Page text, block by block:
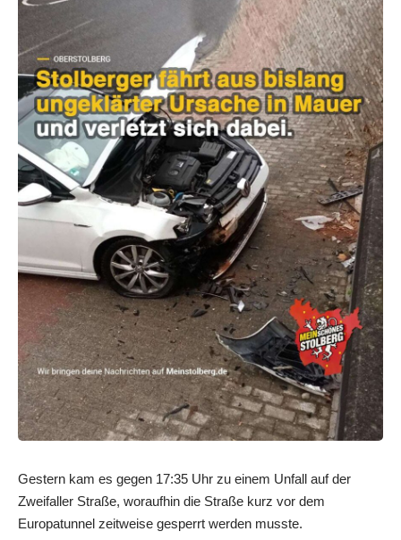
Gestern kam es gegen 17:35 Uhr zu einem Unfall auf der
Zweifaller Straße, woraufhin die Straße kurz vor dem
Europatunnel zeitweise gesperrt werden musste.